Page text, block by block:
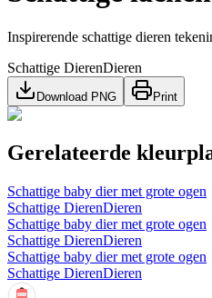
Inspirerende schattige dieren
Schattige DierenDieren
Download PNG Print
Gerelateerde
Schattige baby dier met grote ogen
Schattige DierenDieren
Schattige baby dier met grote ogen
Schattige DierenDieren
Schattige baby dier met grote ogen
Schattige DierenDieren